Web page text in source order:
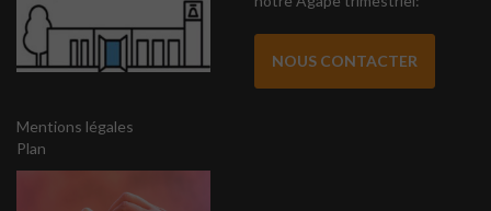
Mentions légales
Plan
NOUS CONTACTER